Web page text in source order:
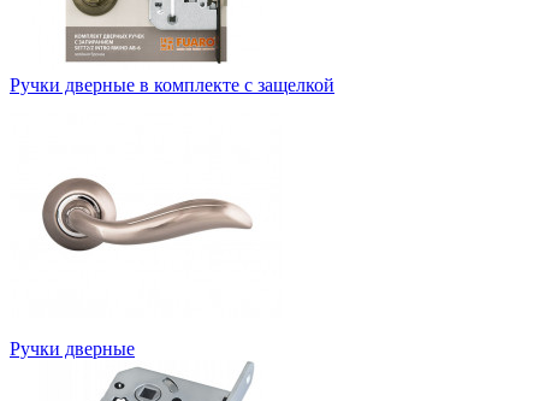
Ручки дверные в комплекте с защелкой
Ручки дверные